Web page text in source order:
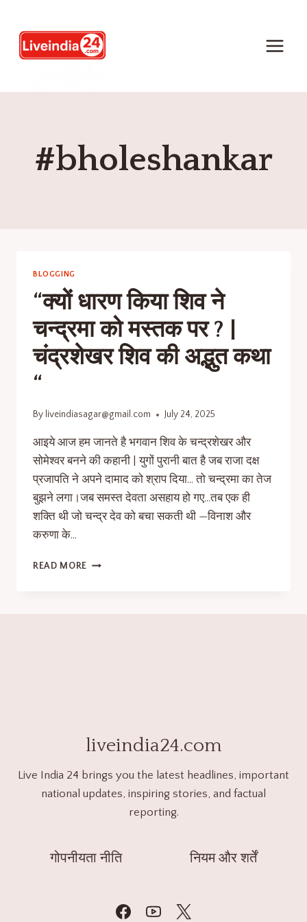
#bholeshankar
BLOGGING
“क्यों धारण किया शिव ने
चन्द्रमा को मस्तक पर ? |
चंद्रशेखर शिव की अद्भुत कथा
“
By liveindiasagar@gmail.com July 24, 2025
आइये आज हम जानते है भगवान शिव के चन्द्रशेखर और
सोमेश्वर बनने की कहानी | युगों पुरानी बात है जब राजा दक्ष
प्रजापति ने अपने दामाद को श्राप दिया… तो चन्द्रमा का तेज
बुझने लगा।जब समस्त देवता असहाय हो गए…तब एक ही
शक्ति थी जो चन्द्र देव को बचा सकती थी —विनाश और
करुणा के…
READ MORE
liveindia24.com
Live India 24 brings you the latest headlines, important
national updates, inspiring stories, and factual
reporting.
गोपनीयता नीति नियम और शर्तें